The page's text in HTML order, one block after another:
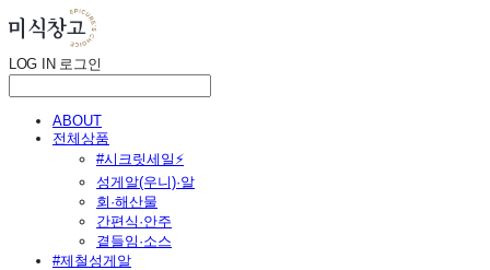
LOG IN 로그인
ABOUT
전체상품
#시크릿세일⚡
성게알(우니)·알
회·해산물
간편식·안주
곁들임·소스
#제철성게알